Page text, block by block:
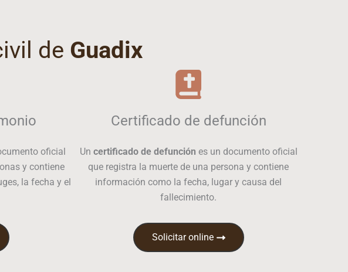
de Guadix
oficial
y contiene
la fecha y el
Certificado de defunción
Un certificado de defunción es un documento oficial
que registra la muerte de una persona y contiene
información como la fecha, lugar y causa del
fallecimiento.
Solicitar online